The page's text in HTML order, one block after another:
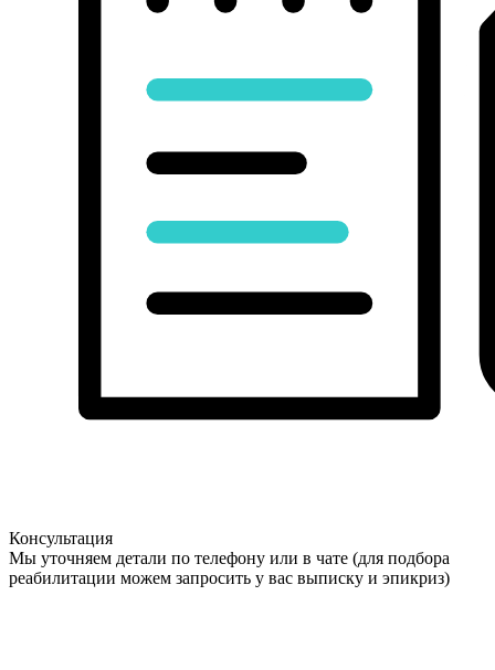
Консультация
Мы уточняем детали по телефону или в чате (для подбора
реабилитации можем запросить у вас выписку и эпикриз)